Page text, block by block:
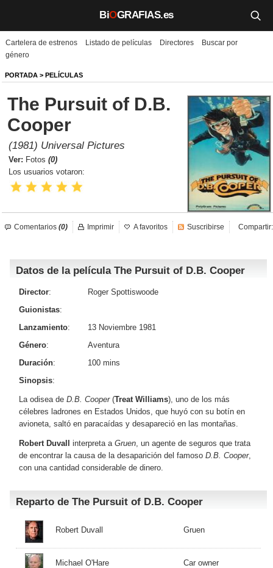
BiOGRAFIAS.es
Biografías
Películas
TV
Música
Un día como hoy
Videos
Iniciar sesión Crear cuenta
Cartelera de estrenos Listado de películas Directores
Buscar por
género
PORTADA > PELÍCULAS
The Pursuit of D.B.
Cooper
(1981) Universal Pictures
Ver: Fotos (0)
Los usuarios votaron:
Comentarios (0) Compartir:
Imprimir A favoritos Suscribirse
Datos de la película The Pursuit of D.B. Cooper
Director:
Roger Spottiswoode
Guionistas:
Lanzamiento:
13 Noviembre 1981
Género:
Aventura
Duración:
100 mins
Sinopsis:
La odisea de D.B. Cooper (Treat Williams), uno de los más
célebres ladrones en Estados Unidos, que huyó con su botín en
avioneta, saltó en paracaídas y desapareció en las montañas.
Robert Duvall interpreta a Gruen, un agente de seguros que trata
de encontrar la causa de la desaparición del famoso D.B. Cooper,
con una cantidad considerable de dinero.
Reparto de The Pursuit of D.B. Cooper
Robert Duvall Gruen
Michael O'Hare Car owner